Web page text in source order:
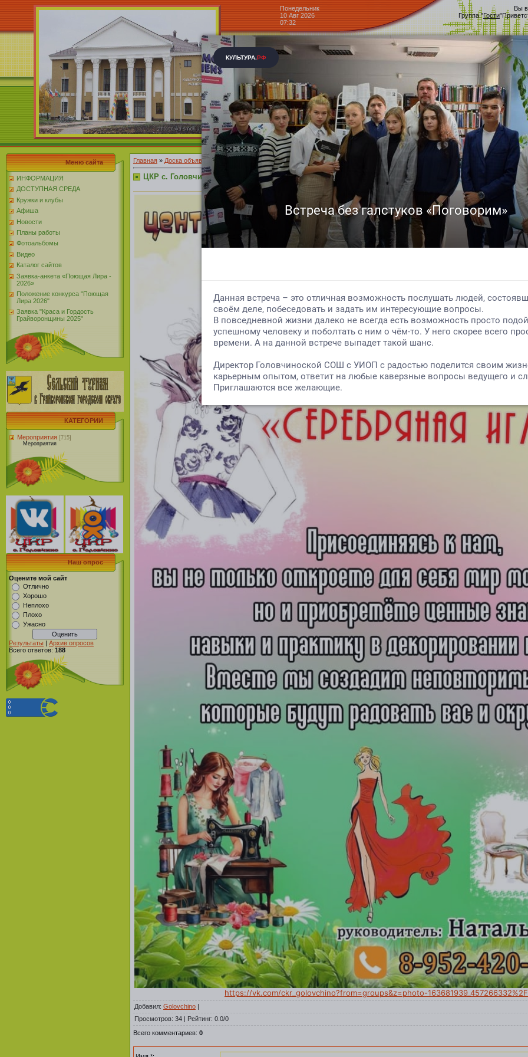
Понедельник
10 Авг 2026
07:32
Вы
Группа"Гости"
Центр культурного
Головчино
Доска объявлений »
Меню сайта
ИНФОРМАЦИЯ
ДОСТУПНАЯ СРЕДА
Кружки и клубы
Афиша
Новости
Планы работы
Фотоальбомы
Видео
Каталог сайтов
Заявка-анкета «Поющая Лира -
2026»
Положение конкурса "Поющая
Лира 2026"
Заявка "Краса и Гордость
Грайворонщины 2025"
КАТЕГОРИИ
Мероприятия [715]
Мероприятия
Наш опрос
Оцените мой сайт
Отлично
Хорошо
Неплохо
Плохо
Ужасно
Результаты | Архив опросов
Всего ответов: 188
Главная » Доска объявлений Мероприятия»Мероприятия
ЦКР с. Головчино объявляет набор в творческое объединение «КреМ» и театр-студию моды и
https://vk.com/ckr_golovchino?from=groups&z=photo-
Добавил: Golovchino |
Просмотров: 34 | Рейтинг: 0.0/0
Всего комментариев: 0